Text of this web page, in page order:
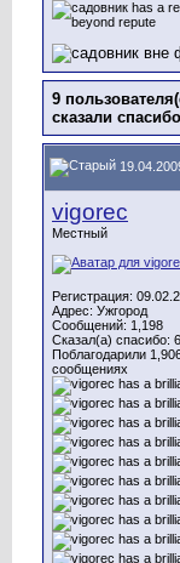
9
сказали
vigorec
Местный
Регистрация:
Адрес: Ужгород
Сообщений: 1,198
Сказал(а) спасибо:
Поблагодарили
сообщениях